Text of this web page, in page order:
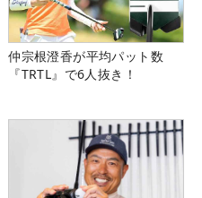
仲宗根澄香が平均パット数
『TRTL』で6人抜き！